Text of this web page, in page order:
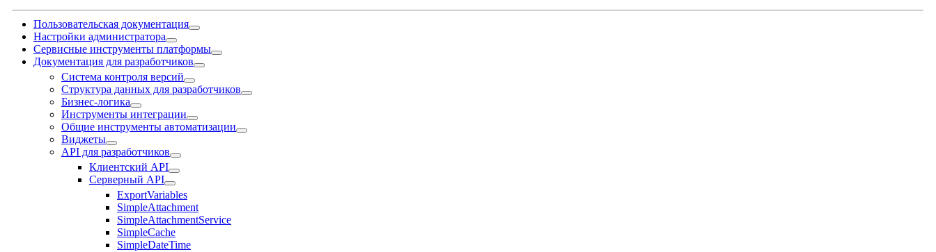
Пользовательская документация
Настройки администратора
Сервисные инструменты платформы
Документация для разработчиков
Система контроля версий
Структура данных для разработчиков
Бизнес-логика
Инструменты интеграции
Общие инструменты автоматизации
Виджеты
API для разработчиков
Клиентский API
Серверный API
ExportVariables
SimpleAttachment
SimpleAttachmentService
SimpleCache
SimpleDateTime